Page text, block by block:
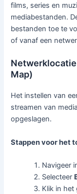
films, series en
mediabestanden.
bestanden toe te
of vanaf een
Map)
Het instellen van
streamen van
opgeslagen.
Stappen voor het
Navigeer
Selecteer
Klik in het